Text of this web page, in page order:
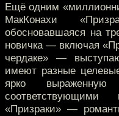
Ещё одним
МакКонахи
обосновавшаяся на
новичка — включая
чердаке» —
имеют разные
ярко
«Призраки» —